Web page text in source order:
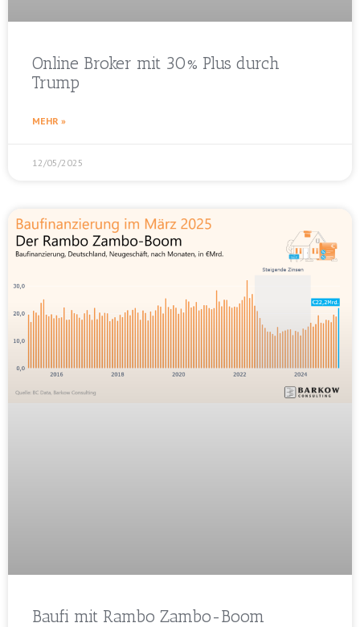
Online Broker mit 30% Plus durch
Trump
MEHR »
12/05/2025
Baufi mit Rambo Zambo-Boom